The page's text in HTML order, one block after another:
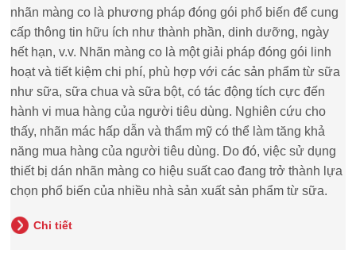
nhãn màng co là phương pháp đóng gói phổ biến để cung
cấp thông tin hữu ích như thành phần, dinh dưỡng, ngày
hết hạn, v.v. Nhãn màng co là một giải pháp đóng gói linh
hoạt và tiết kiệm chi phí, phù hợp với các sản phẩm từ sữa
như sữa, sữa chua và sữa bột, có tác động tích cực đến
hành vi mua hàng của người tiêu dùng. Nghiên cứu cho
thấy, nhãn mác hấp dẫn và thẩm mỹ có thể làm tăng khả
năng mua hàng của người tiêu dùng. Do đó, việc sử dụng
thiết bị dán nhãn màng co hiệu suất cao đang trở thành lựa
chọn phổ biến của nhiều nhà sản xuất sản phẩm từ sữa.
Chi tiết